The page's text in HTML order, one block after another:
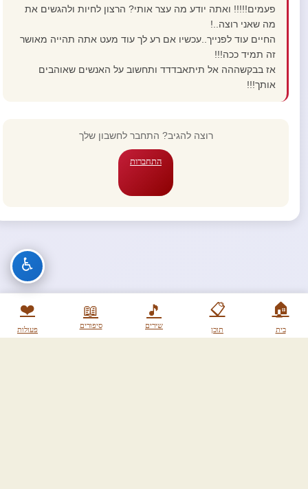
🏠
בית
📋
תוכן
🎵
שירים
📖
סיפורים
❤️
פעולות
פעמים!!!!! ואתה יודע מה עצר אותי? הרצון לחיות ולהגשים את
מה שאני רוצה..!
החיים עוד לפנייך..עכשיו אם רע לך עוד מעט אתה תהייה מאושר
זה תמיד ככה!!!
אז בבקשההה אל תיתאבדדד ותחשוב על האנשים שאוהבים
אותך!!!
רוצה להגיב? התחבר לחשבון שלך
התחברות
♿